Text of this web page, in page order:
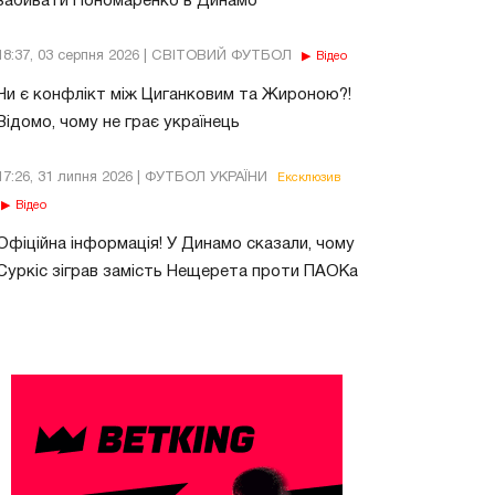
03 серпня 2026 | СВІТОВИЙ ФУТБОЛ Відео
є конфлікт між Циганковим та Жироною?!
чому не грає українець
31 липня 2026 | ФУТБОЛ УКРАЇНИ Ексклюзив
Відео
інформація! У Динамо сказали, чому
зіграв замість Нещерета проти ПАОКа